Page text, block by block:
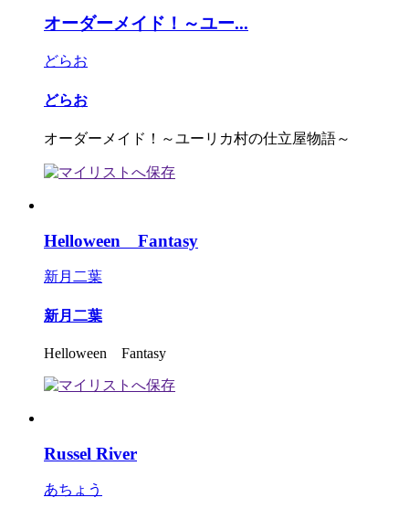
オーダーメイド！～ユー...
どらお
どらお
オーダーメイド！～ユーリカ村の仕立屋物語～
Helloween Fantasy
新月二葉
新月二葉
Helloween Fantasy
Russel River
あちょう